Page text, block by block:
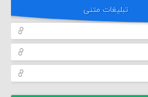
تبلیغات متنی